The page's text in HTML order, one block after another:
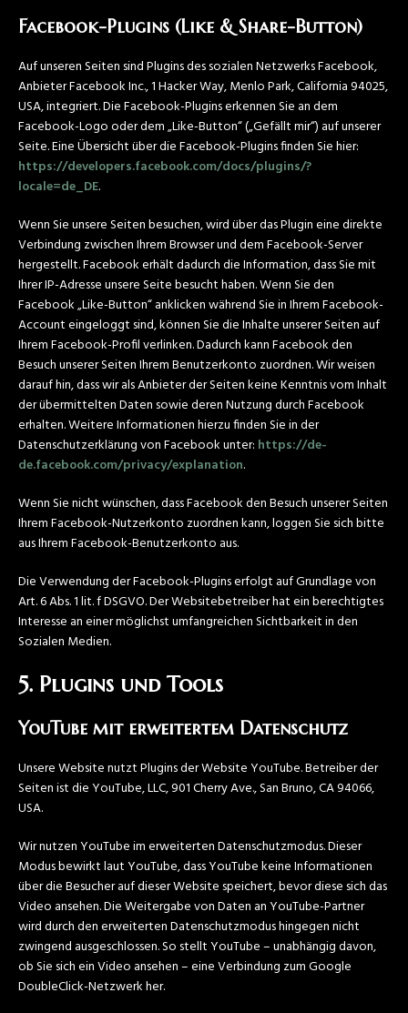
Facebook-Plugins (Like & Share-Button)
Auf unseren Seiten sind Plugins des sozialen Netzwerks Facebook,
Anbieter Facebook Inc., 1 Hacker Way, Menlo Park, California 94025,
USA, integriert. Die Facebook-Plugins erkennen Sie an dem
Facebook-Logo oder dem „Like-Button“ („Gefällt mir“) auf unserer
Seite. Eine Übersicht über die Facebook-Plugins finden Sie hier:
https://developers.facebook.com/docs/plugins/?
locale=de_DE.
Wenn Sie unsere Seiten besuchen, wird über das Plugin eine direkte
Verbindung zwischen Ihrem Browser und dem Facebook-Server
hergestellt. Facebook erhält dadurch die Information, dass Sie mit
Ihrer IP-Adresse unsere Seite besucht haben. Wenn Sie den
Facebook „Like-Button“ anklicken während Sie in Ihrem Facebook-
Account eingeloggt sind, können Sie die Inhalte unserer Seiten auf
Ihrem Facebook-Profil verlinken. Dadurch kann Facebook den
Besuch unserer Seiten Ihrem Benutzerkonto zuordnen. Wir weisen
darauf hin, dass wir als Anbieter der Seiten keine Kenntnis vom Inhalt
der übermittelten Daten sowie deren Nutzung durch Facebook
erhalten. Weitere Informationen hierzu finden Sie in der
Datenschutzerklärung von Facebook unter: https://de-
de.facebook.com/privacy/explanation.
Wenn Sie nicht wünschen, dass Facebook den Besuch unserer Seiten
Ihrem Facebook-Nutzerkonto zuordnen kann, loggen Sie sich bitte
aus Ihrem Facebook-Benutzerkonto aus.
Die Verwendung der Facebook-Plugins erfolgt auf Grundlage von
Art. 6 Abs. 1 lit. f DSGVO. Der Websitebetreiber hat ein berechtigtes
Interesse an einer möglichst umfangreichen Sichtbarkeit in den
Sozialen Medien.
5. Plugins und Tools
YouTube mit erweitertem Datenschutz
Unsere Website nutzt Plugins der Website YouTube. Betreiber der
Seiten ist die YouTube, LLC, 901 Cherry Ave., San Bruno, CA 94066,
USA.
Wir nutzen YouTube im erweiterten Datenschutzmodus. Dieser
Modus bewirkt laut YouTube, dass YouTube keine Informationen
über die Besucher auf dieser Website speichert, bevor diese sich das
Video ansehen. Die Weitergabe von Daten an YouTube-Partner
wird durch den erweiterten Datenschutzmodus hingegen nicht
zwingend ausgeschlossen. So stellt YouTube – unabhängig davon,
ob Sie sich ein Video ansehen – eine Verbindung zum Google
DoubleClick-Netzwerk her.